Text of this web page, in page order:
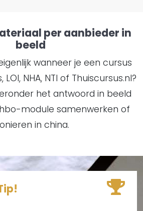
per aanbieder in
beeld
wanneer je een cursus
NHA, NTI of Thuiscursus.nl?
het antwoord in beeld
module samenwerken of
in china.